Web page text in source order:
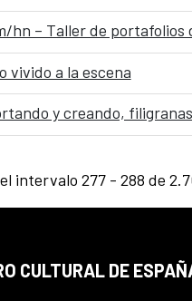
hn – Taller de portafolios
vivido a la escena
y creando,
intervalo 277 - 288 de
CULTURAL DE